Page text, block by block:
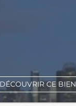
DÉCOUVRIR CE BIEN